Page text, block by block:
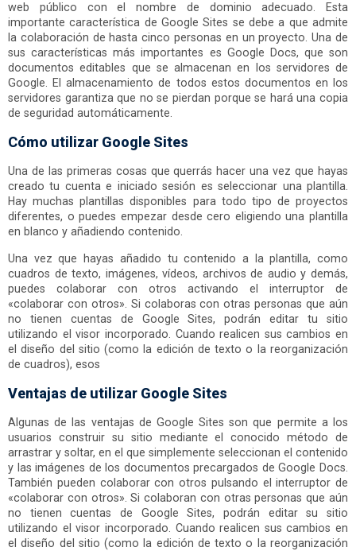
web público con el nombre de dominio adecuado. Esta
importante característica de Google Sites se debe a que admite
la colaboración de hasta cinco personas en un proyecto. Una de
sus características más importantes es Google Docs, que son
documentos editables que se almacenan en los servidores de
Google. El almacenamiento de todos estos documentos en los
servidores garantiza que no se pierdan porque se hará una copia
de seguridad automáticamente.
Cómo utilizar Google Sites
Una de las primeras cosas que querrás hacer una vez que hayas
creado tu cuenta e iniciado sesión es seleccionar una plantilla.
Hay muchas plantillas disponibles para todo tipo de proyectos
diferentes, o puedes empezar desde cero eligiendo una plantilla
en blanco y añadiendo contenido.
Una vez que hayas añadido tu contenido a la plantilla, como
cuadros de texto, imágenes, vídeos, archivos de audio y demás,
puedes colaborar con otros activando el interruptor de
«colaborar con otros». Si colaboras con otras personas que aún
no tienen cuentas de Google Sites, podrán editar tu sitio
utilizando el visor incorporado. Cuando realicen sus cambios en
el diseño del sitio (como la edición de texto o la reorganización
de cuadros), esos
Ventajas de utilizar Google Sites
Algunas de las ventajas de Google Sites son que permite a los
usuarios construir su sitio mediante el conocido método de
arrastrar y soltar, en el que simplemente seleccionan el contenido
y las imágenes de los documentos precargados de Google Docs.
También pueden colaborar con otros pulsando el interruptor de
«colaborar con otros». Si colaboran con otras personas que aún
no tienen cuentas de Google Sites, podrán editar su sitio
utilizando el visor incorporado. Cuando realicen sus cambios en
el diseño del sitio (como la edición de texto o la reorganización